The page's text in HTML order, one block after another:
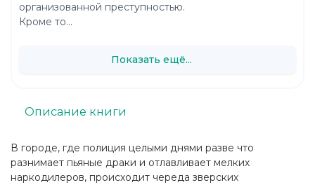
В городе, где полиция целыми днями разве что
разнимает пьяные драки и отлавливает мелких
наркодилеров, происходит череда зверских
Описание книги
организованной преступностью.
Кроме то...
Показать ещё...